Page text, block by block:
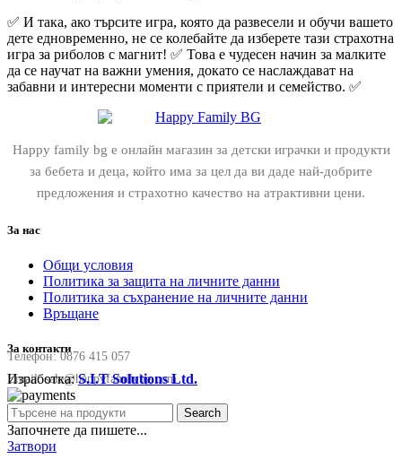
✅ И така, ако търсите игра, която да развесели и обучи вашето
дете едновременно, не се колебайте да изберете тази страхотна
игра за риболов с магнит! ✅ Това е чудесен начин за малките
да се научат на важни умения, докато се наслаждават на
забавни и интересни моменти с приятели и семейство. ✅
Happy family bg е онлайн магазин за детски играчки и продукти
за бебета и деца, който има за цел да ви даде най-добрите
предложения и страхотно качество на атрактивни цени.
За нас
Общи условия
Политика за защита на личните данни
Политика за съхранение на личните данни
Връщане
За контакти
Телефон:0876 415 057
Email:sale@happyfamilybg.com
Изработка:S.I.T Solutions Ltd.
Search
Започнете да пишете...
Затвори